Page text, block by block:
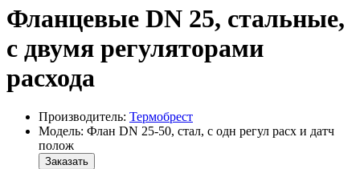
Фланцевые DN 25, стальные,
с двумя регуляторами
расхода
Производитель: Термобрест
Модель: Флан DN 25-50, стал, с одн регул расх и датч
полож
Заказать